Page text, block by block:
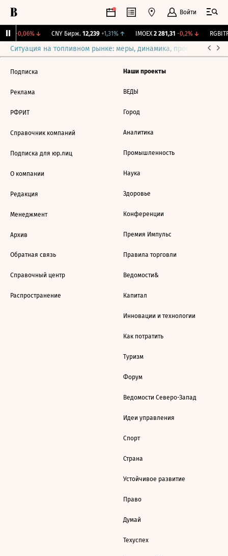
Войти
-0,06%↓ CNY Бирж. 12,239 +1,31%↑ IMOEX 2 281,31 -0,2%↓ RGBITR
Ситуация на топливном рынке: меры, динамика, прогнозы
Подписка
Реклама
РФРИТ
Справочник компаний
Подписка для юр.лиц
О компании
Редакция
Менеджмент
Архив
Обратная связь
Справочный центр
Распространение
Наши проекты
ВЕДЫ
Город
Аналитика
Промышленность
Наука
Здоровье
Конференции
Премия Импульс
Правила торговли
Ведомости&
Капитал
Инновации и технологии
Как потратить
Туризм
Форум
Ведомости Северо-Запад
Идеи управления
Спорт
Страна
Устойчивое развитие
Право
Думай
Техуспех